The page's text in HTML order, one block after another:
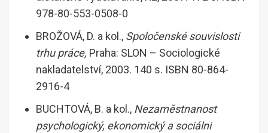
978-80-553-0508-0
BROŽOVÁ, D. a kol., Spoločenské souvislosti
trhu práce, Praha: SLON – Sociologické
nakladatelství, 2003. 140 s. ISBN 80-864-
2916-4
BUCHTOVÁ, B. a kol., Nezaměstnanost
psychologický, ekonomický a sociálni